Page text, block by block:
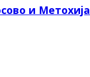
и Метохија